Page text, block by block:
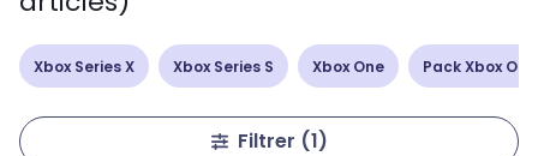
Xbox Series X Xbox Series S Xbox One Pack Xbox One
Filtrer (1)